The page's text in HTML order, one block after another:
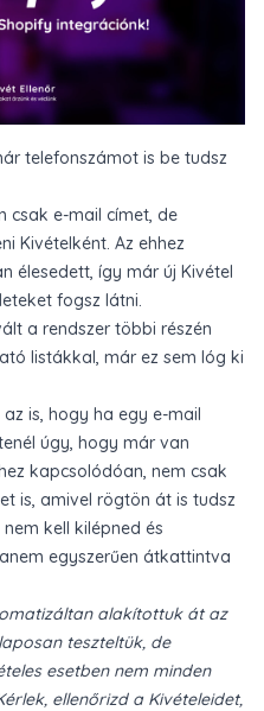
telefonszámot is be tudsz
csak e-mail címet, de
Kivételként. Az ehhez
élesedett, így már új Kivétel
fogsz látni.
a rendszer többi részén
listákkal, már ez sem lóg ki
is, hogy ha egy e-mail
úgy, hogy már van
kapcsolódóan, nem csak
is, amivel rögtön át is tudsz
kell kilépned és
egyszerűen átkattintva
alakítottuk át az
teszteltük, de
esetben nem minden
ellenőrizd a Kivételeidet,